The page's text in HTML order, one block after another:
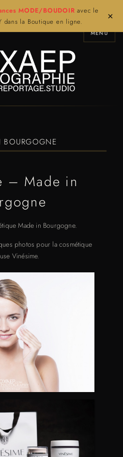
MODE/BOUDOIR avec le
dans la Boutique en ligne.
×
MENU
– Made in
Made in Bourgogne.
photos pour la cosmétique
Vinésime.